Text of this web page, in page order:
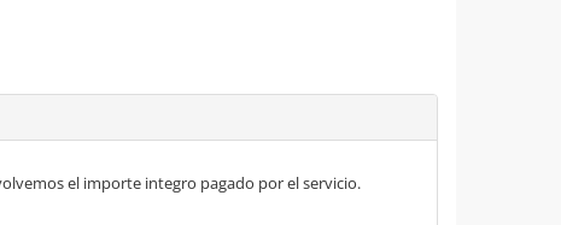
el importe integro pagado por el servicio.